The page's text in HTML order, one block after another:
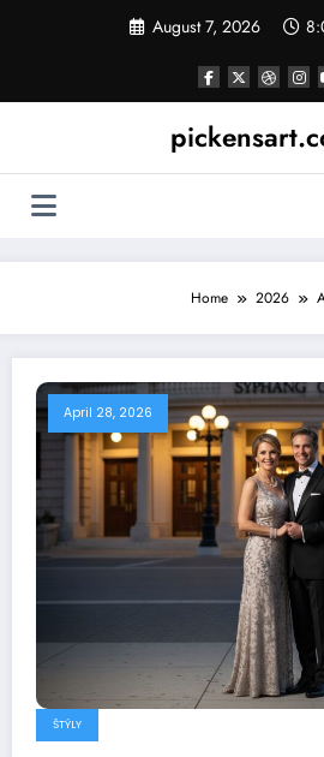
August 7, 2026
Home 2026
April 28, 2026
ŠTÝLY